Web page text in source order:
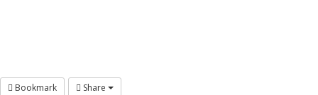
Bookmark Share